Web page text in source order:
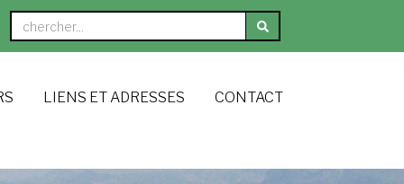
LIENS ET ADRESSES CONTACT